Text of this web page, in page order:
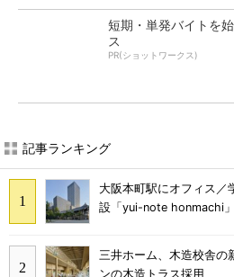
短期・単発バイトを
ス
PR(ショットワークス)
記事ランキング
大阪本町駅にオフィス／
設「yui-note honmachi
三井ホーム、木造校舎
ンの木造トラス採用